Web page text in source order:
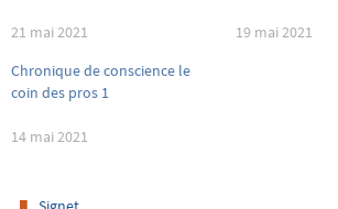
21 mai 2021
19 mai 2021
Chronique de conscience le
coin des pros 1
14 mai 2021
.